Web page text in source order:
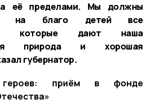
её пределами. Мы должны
на благо детей все
которые дают наша
природа и хорошая
губернатор.
героев: приём в фонде